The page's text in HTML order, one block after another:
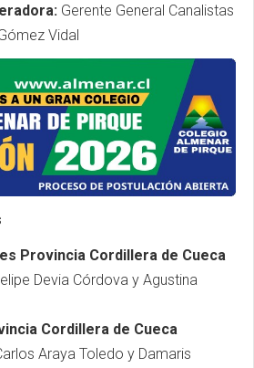
Gerente General Canalistas
Vidal
Provincia Cordillera de Cueca
Devia Córdova y Agustina
Cordillera de Cueca
Araya Toledo y Damaris